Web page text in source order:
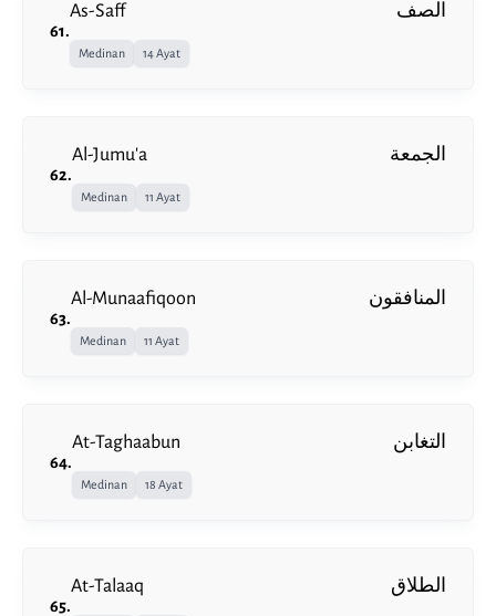
61.
As-Saff الصف
Medinan 14 Ayat
62.
Al-Jumu'a الجمعة
Medinan 11 Ayat
63.
Al-Munaafiqoon المنافقون
Medinan 11 Ayat
64.
At-Taghaabun التغابن
Medinan 18 Ayat
65.
At-Talaaq الطلاق